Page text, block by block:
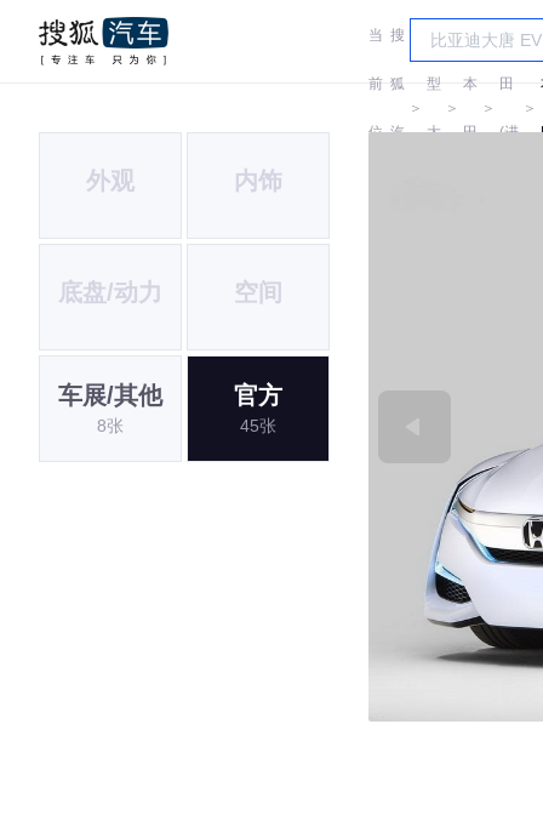
当
前
位
搜
狐
汽
＞
车
型
大
＞
本
田
＞
本
田
(进
＞
外观 内饰
底盘/动力 空间
车展/其他
8张
官方
45张